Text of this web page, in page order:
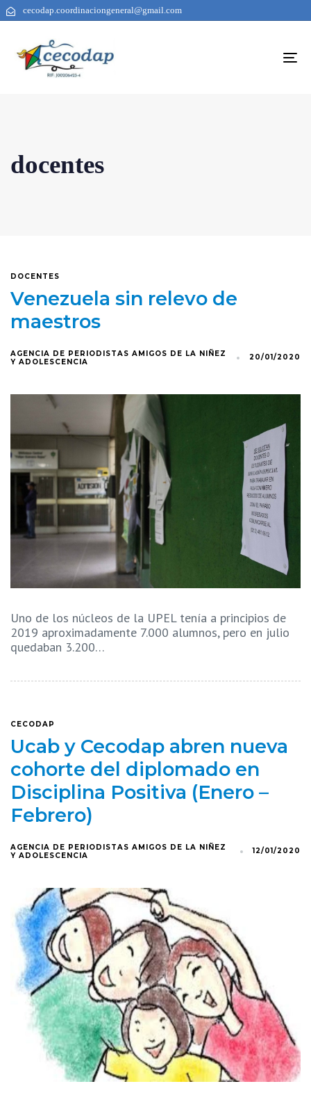
cecodap.coordinaciongeneral@gmail.com
docentes
DOCENTES
Venezuela sin relevo de
maestros
AGENCIA DE PERIODISTAS AMIGOS DE LA NIÑEZ
Y ADOLESCENCIA
20/01/2020
Uno de los núcleos de la UPEL tenía a principios de
2019 aproximadamente 7.000 alumnos, pero en julio
quedaban 3.200…
CECODAP
Ucab y Cecodap abren nueva
cohorte del diplomado en
Disciplina Positiva (Enero –
Febrero)
AGENCIA DE PERIODISTAS AMIGOS DE LA NIÑEZ
Y ADOLESCENCIA
12/01/2020